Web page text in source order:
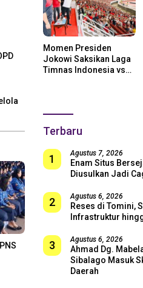
Momen Presiden
Jokowi Saksikan Laga
Timnas Indonesia vs
Terbaru
1 Agustus 7, 2026
Enam Situs
Diusulkan Jadi
2 Agustus 6, 2026
Reses di Tomini,
Infrastruktur
3 Agustus 6, 2026
Ahmad Dg.
Sibalago Masuk
Daerah